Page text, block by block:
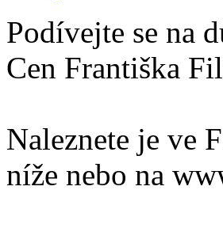
Podívejte se na
Cen Františka
Naleznete je ve
níže nebo na